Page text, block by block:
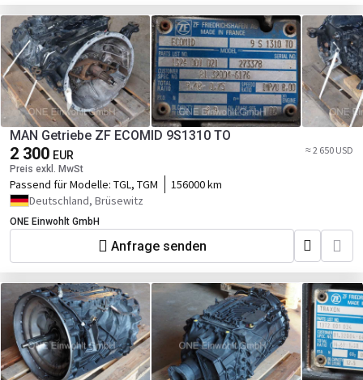
MAN Getriebe ZF ECOMID 9S1310 TO
2 300 EUR
Preis exkl. MwSt
≈ 2 650 USD
Passend für Modelle: TGL, TGM
156000 km
Deutschland, Brüsewitz
ONE Einwohlt GmbH
Anfrage senden